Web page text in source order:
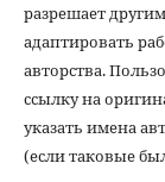
разрешает
адаптировать
авторства.
ссылку на
указать имена
(если таковые